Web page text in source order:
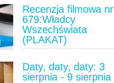
Recenzja filmowa nr
679:Władcy
Wszechświata
(PLAKAT)
Daty, daty, daty: 3
sierpnia - 9 sierpnia